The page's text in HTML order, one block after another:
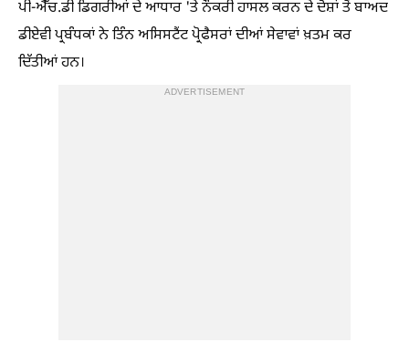
ਪੀ-ਐੱਚ.ਡੀ ਡਿਗਰੀਆਂ ਦੇ ਆਧਾਰ 'ਤੇ ਨੌਕਰੀ ਹਾਸਲ ਕਰਨ ਦੇ ਦੋਸ਼ਾਂ ਤੋਂ ਬਾਅਦ
ਡੀਏਵੀ ਪ੍ਰਬੰਧਕਾਂ ਨੇ ਤਿੰਨ ਅਸਿਸਟੈਂਟ ਪ੍ਰੋਫੈਸਰਾਂ ਦੀਆਂ ਸੇਵਾਵਾਂ ਖ਼ਤਮ ਕਰ
ਦਿੱਤੀਆਂ ਹਨ।
ADVERTISEMENT